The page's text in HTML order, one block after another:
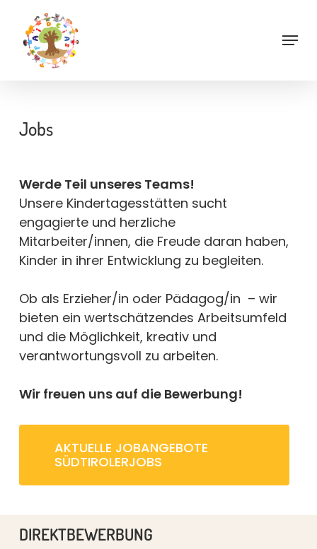
main
content
Menu
Jobs
Werde Teil unseres Teams!
Unsere Kindertagesstätten sucht
engagierte und herzliche
Mitarbeiter/innen, die Freude daran haben,
Kinder in ihrer Entwicklung zu begleiten.
Ob als Erzieher/in oder Pädagog/in – wir
bieten ein wertschätzendes Arbeitsumfeld
und die Möglichkeit, kreativ und
verantwortungsvoll zu arbeiten.
Wir freuen uns auf die Bewerbung!
AKTUELLE JOBANGEBOTE
SÜDTIROLERJOBS
DIREKTBEWERBUNG